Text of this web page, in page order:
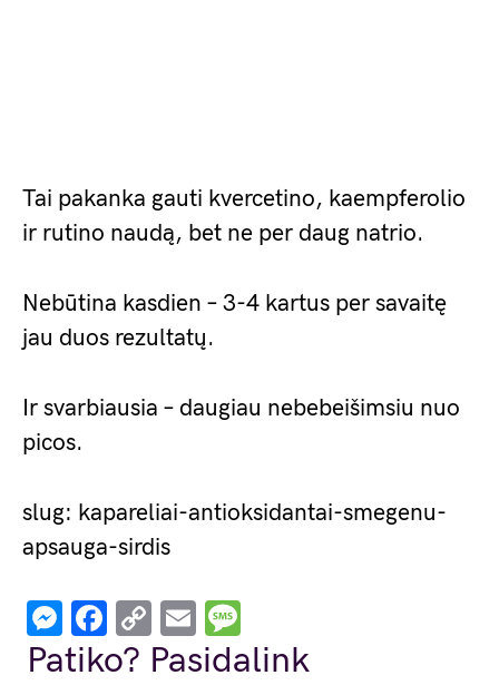
Tai pakanka gauti kvercetino, kaempferolio
ir rutino naudą, bet ne per daug natrio.
Nebūtina kasdien – 3-4 kartus per savaitę
jau duos rezultatų.
Ir svarbiausia – daugiau nebebeišimsiu nuo
picos.
slug: kapareliai-antioksidantai-smegenu-
apsauga-sirdis
Messenger
Facebook
Copy
Link
Email
Patiko? Pasidalink